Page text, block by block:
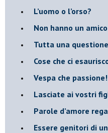
​L’uomo o l’orso?
Non hanno un
​Tutta una
​Cose che ci
​Vespa che passione!
​Lasciate ai vostri
​Parole d’amore
​Essere genitori di